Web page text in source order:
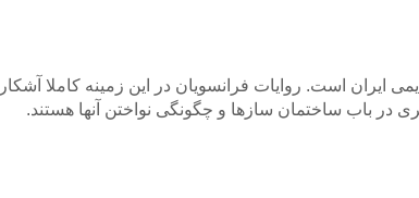
است. روایات فرانسویان در این زمینه کاملا آشکار
باب ساختمان سازها و چگونگی نواختن آنها هستند.